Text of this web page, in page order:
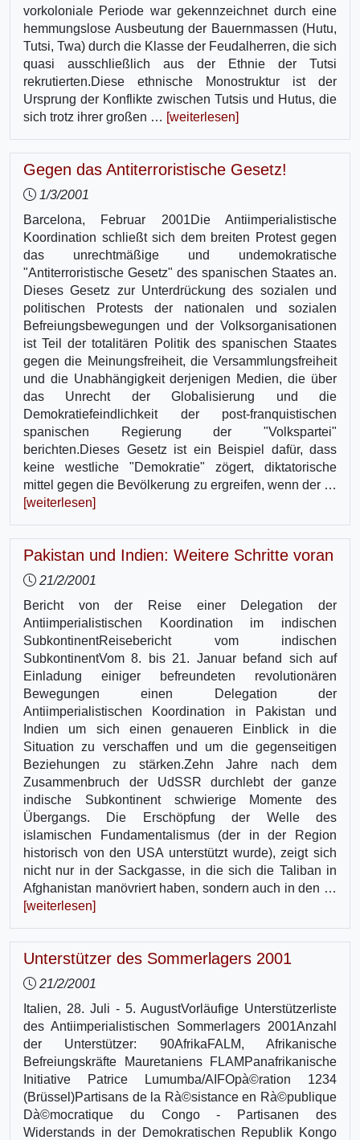
vorkoloniale Periode war gekennzeichnet durch eine
hemmungslose Ausbeutung der Bauernmassen (Hutu,
Tutsi, Twa) durch die Klasse der Feudalherren, die sich
quasi ausschließlich aus der Ethnie der Tutsi
rekrutierten.Diese ethnische Monostruktur ist der
Ursprung der Konflikte zwischen Tutsis und Hutus, die
sich trotz ihrer großen … [weiterlesen]
Gegen das Antiterroristische Gesetz!
1/3/2001
Barcelona, Februar 2001Die Antiimperialistische
Koordination schließt sich dem breiten Protest gegen
das unrechtmäßige und undemokratische
"Antiterroristische Gesetz" des spanischen Staates an.
Dieses Gesetz zur Unterdrückung des sozialen und
politischen Protests der nationalen und sozialen
Befreiungsbewegungen und der Volksorganisationen
ist Teil der totalitären Politik des spanischen Staates
gegen die Meinungsfreiheit, die Versammlungsfreiheit
und die Unabhängigkeit derjenigen Medien, die über
das Unrecht der Globalisierung und die
Demokratiefeindlichkeit der post-franquistischen
spanischen Regierung der "Volkspartei"
berichten.Dieses Gesetz ist ein Beispiel dafür, dass
keine westliche "Demokratie" zögert, diktatorische
mittel gegen die Bevölkerung zu ergreifen, wenn der …
[weiterlesen]
Pakistan und Indien: Weitere Schritte voran
21/2/2001
Bericht von der Reise einer Delegation der
Antiimperialistischen Koordination im indischen
SubkontinentReisebericht vom indischen
SubkontinentVom 8. bis 21. Januar befand sich auf
Einladung einiger befreundeten revolutionären
Bewegungen einen Delegation der
Antiimperialistischen Koordination in Pakistan und
Indien um sich einen genaueren Einblick in die
Situation zu verschaffen und um die gegenseitigen
Beziehungen zu stärken.Zehn Jahre nach dem
Zusammenbruch der UdSSR durchlebt der ganze
indische Subkontinent schwierige Momente des
Übergangs. Die Erschöpfung der Welle des
islamischen Fundamentalismus (der in der Region
historisch von den USA unterstützt wurde), zeigt sich
nicht nur in der Sackgasse, in die sich die Taliban in
Afghanistan manövriert haben, sondern auch in den …
[weiterlesen]
Unterstützer des Sommerlagers 2001
21/2/2001
Italien, 28. Juli - 5. AugustVorläufige Unterstützerliste
des Antiimperialistischen Sommerlagers 2001Anzahl
der Unterstützer: 90AfrikaFALM, Afrikanische
Befreiungskräfte Mauretaniens FLAMPanafrikanische
Initiative Patrice Lumumba/AIFOpà©ration 1234
(Brüssel)Partisans de la Rà©sistance en Rà©publique
Dà©mocratique du Congo - Partisanen des
Widerstands in der Demokratischen Republik Kongo